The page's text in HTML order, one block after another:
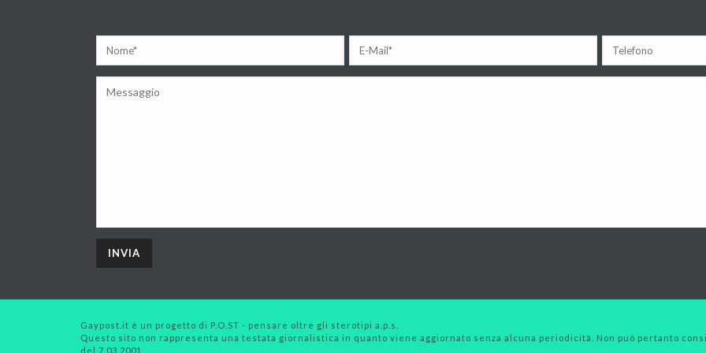
Gaypost.it è un progetto di P.O.ST - pensare oltre gli sterotipi a.p.s.
Questo sito non rappresenta una testata giornalistica in quanto viene aggiornato senza alcuna periodicità. Non può pertanto
del 7.03.2001